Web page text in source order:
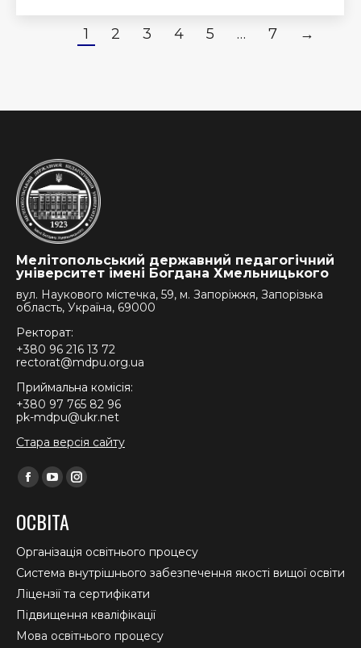
1 2 3 4 5 … 7 →
Мелітопольський державний педагогічний
університет імені Богдана Хмельницького
вул. Наукового містечка, 59, м. Запоріжжя, Запорізька
область, Україна, 69000
Ректорат:
+380 96 216 13 72
rectorat@mdpu.org.ua
Приймальна комісія:
+380 97 765 82 96
pk-mdpu@ukr.net
Стара версія сайту
Find us on:
Facebook
opens
in
new
window
YouTube
opens
in
new
window
Instagram
in
new
window
ОСВІТА
Організація освітнього процесу
Система внутрішнього забезпечення якості вищої освіти
Ліцензії та сертифікати
Підвищення кваліфікації
Мова освітнього процесу